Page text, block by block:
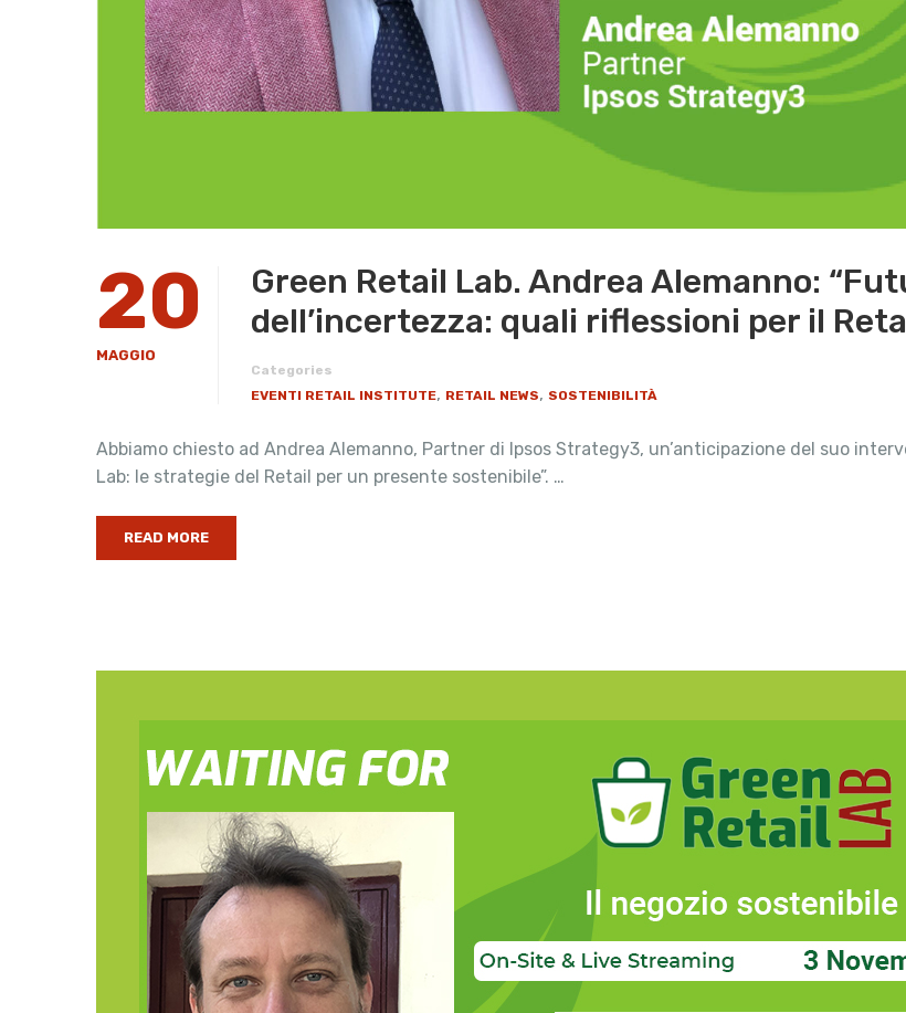
20
MAGGIO
Green Retail Lab. Andrea Alemanno:
dell’incertezza: quali riflessioni per il
Categories
EVENTI RETAIL INSTITUTE, RETAIL NEWS, SOSTENIBILITÀ
Abbiamo chiesto ad Andrea Alemanno, Partner di Ipsos Strategy3, un’anticipazione del suo
Lab: le strategie del Retail per un presente sostenibile”. …
READ MORE